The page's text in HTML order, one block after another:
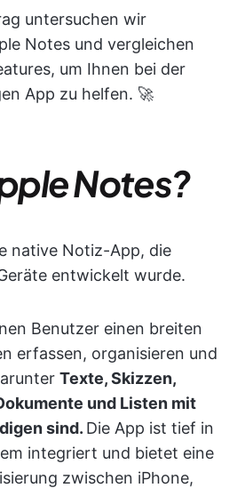
untersuchen wir
Notes und vergleichen
um Ihnen bei der
App zu helfen. 🚀
Notes?
native Notiz-App, die
entwickelt wurde.
Benutzer einen breiten
erfassen, organisieren und
Texte, Skizzen,
und Listen mit
sind. Die App ist tief in
integriert und bietet eine
zwischen iPhone,